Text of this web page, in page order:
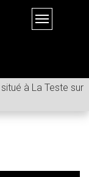
Toggle
navigation
à La Teste sur